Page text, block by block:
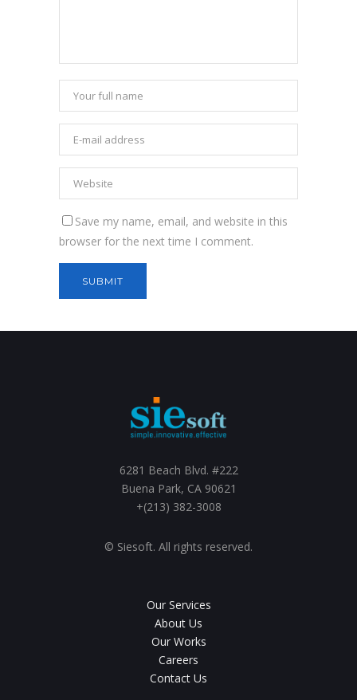
Save my name, email, and website in this
browser for the next time I comment.
6281 Beach Blvd. #222
Buena Park, CA 90621
+(213) 382-3008
© Siesoft. All rights reserved.
Our Services
About Us
Our Works
Careers
Contact Us